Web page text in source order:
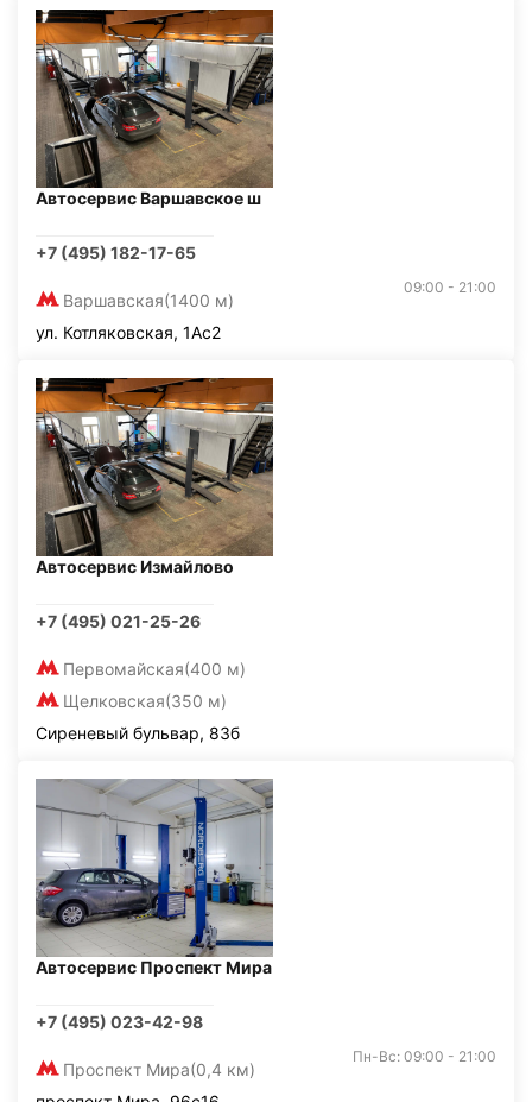
Автосервис Варшавское ш
+7 (495) 182-17-65
Варшавская(1400 м)
09:00 - 21:00
ул. Котляковская, 1Ас2
Автосервис Измайлово
+7 (495) 021-25-26
Первомайская(400 м)
Щелковская(350 м)
Сиреневый бульвар, 83б
Автосервис Проспект Мира
+7 (495) 023-42-98
Проспект Мира(0,4 км)
Пн-Вс: 09:00 - 21:00